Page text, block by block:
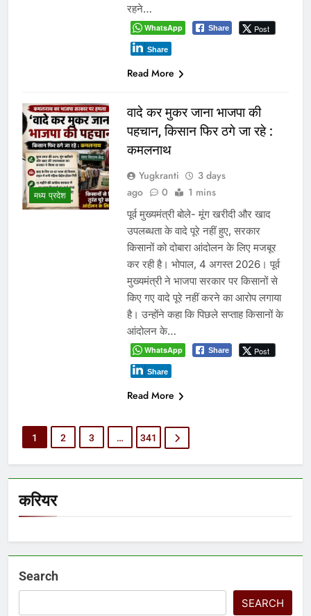
करियर
रहने…
WhatsApp Share Post
Share
Read More
मध्य प्रदेश
वादे कर मुकर जाना भाजपा की
पहचान, किसान फिर ठगे जा रहे :
कमलनाथ
Yugkranti
3 days
ago
0 1 mins
पूर्व मुख्यमंत्री बोले- मूंग खरीदी और खाद
उपलब्धता के वादे पूरे नहीं हुए, सरकार
किसानों को दोबारा आंदोलन के लिए मजबूर
कर रही है। भोपाल, 4 अगस्त 2026। पूर्व
मुख्यमंत्री ने भाजपा सरकार पर किसानों से
किए गए वादे पूरे नहीं करने का आरोप लगाया
है। उन्होंने कहा कि पिछले सप्ताह किसानों के
आंदोलन के…
WhatsApp Share Post
Share
Read More
1 2 3 … 341
Search
SEARCH